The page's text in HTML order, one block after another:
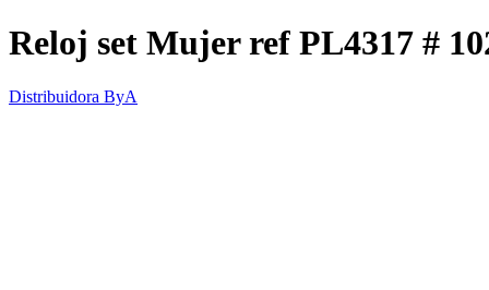
Reloj set Mujer ref PL4317 #
Distribuidora ByA